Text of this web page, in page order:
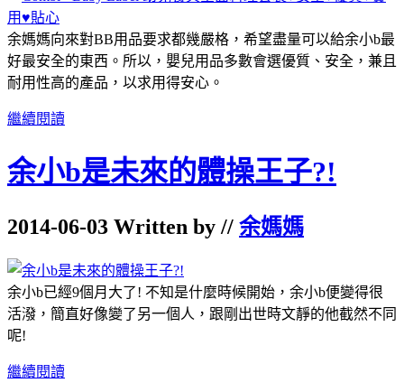
余媽媽向來對BB用品要求都幾嚴格，希望盡量可以給余小b最
好最安全的東西。所以，嬰兒用品多數會選優質、安全，兼且
耐用性高的產品，以求用得安心。
繼續閱讀
余小b是未來的體操王子?!
2014-06-03 Written by // 余媽媽
余小b已經9個月大了! 不知是什麼時候開始，余小b便變得很
活潑，簡直好像變了另一個人，跟剛出世時文靜的他截然不同
呢!
繼續閱讀